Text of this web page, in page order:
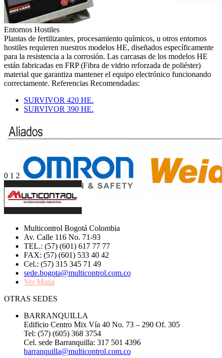
Entornos Hostiles
Plantas de fertilizantes, procesamiento químicos, u otros entornos
hostiles requieren nuestros modelos HE, diseñados específicamente
para la resistencia a la corrosión. Las carcasas de los modelos HE
están fabricadas en FRP (Fibra de vidrio reforzada de poliéster)
material que garantiza mantener el equipo electrónico funcionando
correctamente. Referencias Recomendadas:
SURVIVOR 420 HE.
SURVIVOR 390 HE.
0 1 2
Multicontrol Bogotá Colombia
Av. Calle 116 No. 71-93
TEL.: (57) (601) 617 77 77
FAX: (57) (601) 533 40 42
Cel.: (57) 315 345 71 49
sede.bogota@multicontrol.com.co
Ver Mapa
OTRAS SEDES
BARRANQUILLA
Edificio Centro Mix Vía 40 No. 73 – 290 Of. 305
Tel: (57) (605) 368 3754
Cel. sede Barranquilla: 317 501 4396
barranquilla@multicontrol.com.co